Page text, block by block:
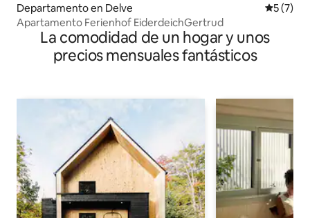
Departamento en Delve
5 (7)
Apartamento Ferienhof EiderdeichGertrud
La comodidad de un hogar y unos
precios mensuales fantásticos